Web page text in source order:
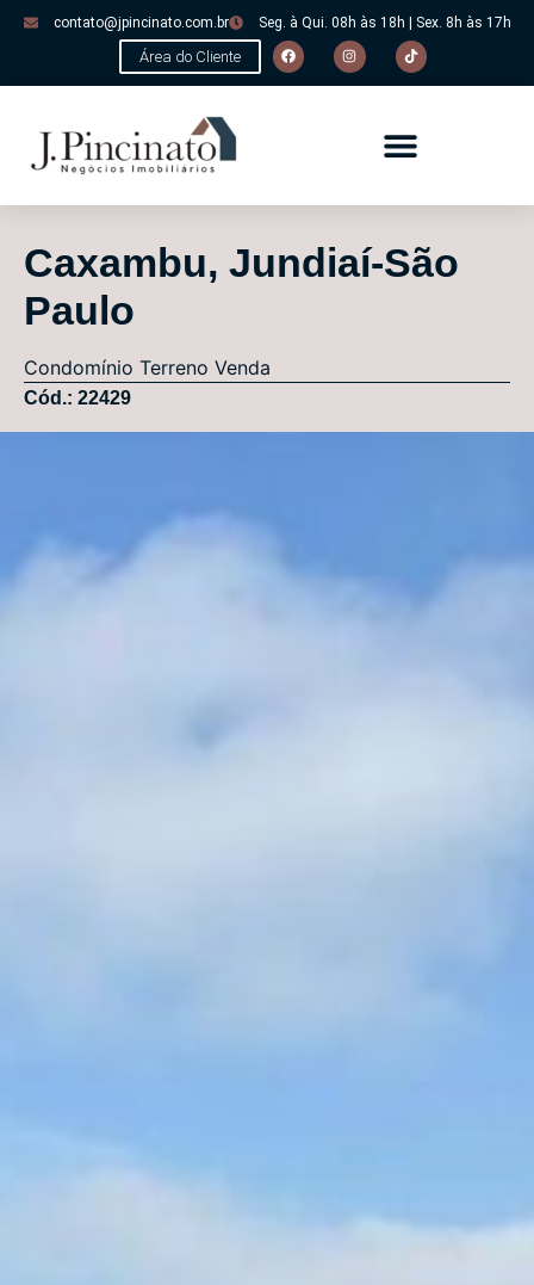
contato@jpincinato.com.br Seg. à Qui. 08h às 18h | Sex. 8h às 17h
Área do Cliente
Caxambu, Jundiaí-São
Paulo
Condomínio Terreno Venda
Cód.: 22429